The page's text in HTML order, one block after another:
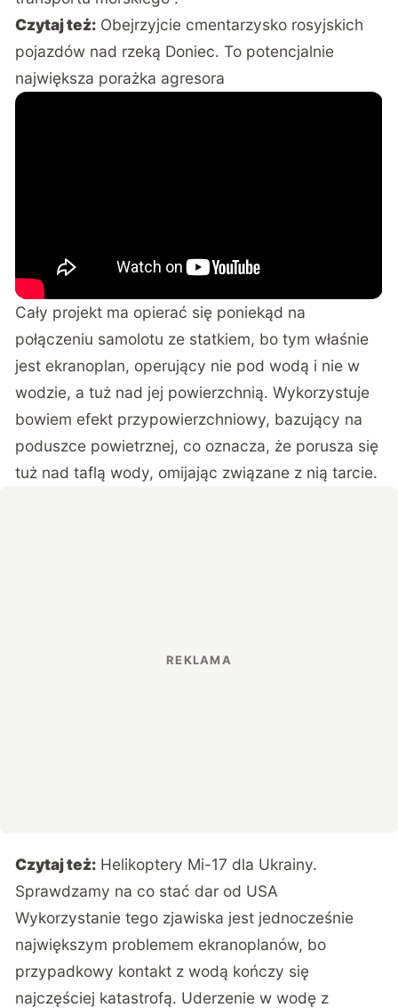
Czytaj też: Obejrzyjcie cmentarzysko rosyjskich
pojazdów nad rzeką Doniec. To potencjalnie
największa porażka agresora
Cały projekt ma opierać się poniekąd na
połączeniu samolotu ze statkiem, bo tym właśnie
jest ekranoplan, operujący nie pod wodą i nie w
wodzie, a tuż nad jej powierzchnią. Wykorzystuje
bowiem efekt przypowierzchniowy, bazujący na
poduszce powietrznej, co oznacza, że porusza się
tuż nad taflą wody, omijając związane z nią tarcie.
Czytaj też: Helikoptery Mi-17 dla Ukrainy.
Sprawdzamy na co stać dar od USA
Wykorzystanie tego zjawiska jest jednocześnie
największym problemem ekranoplanów, bo
przypadkowy kontakt z wodą kończy się
najczęściej katastrofą. Uderzenie w wodę z